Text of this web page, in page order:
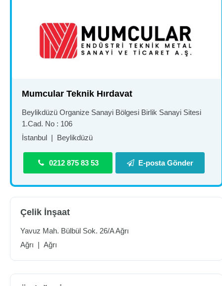
Mumcular Teknik Hırdavat
Beylikdüzü Organize Sanayi Bölgesi Birlik Sanayi Sitesi
1.Cad. No : 106
İstanbul | Beylikdüzü
0212 875 83 53 E-posta Gönder
Çelik İnşaat
Yavuz Mah. Bülbül Sok. 26/A Ağrı
Ağrı | Ağrı